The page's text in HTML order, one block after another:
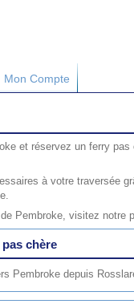
Mon Compte
et réservez un ferry
à votre traversée
Pembroke, visitez notre
chère
Pembroke depuis